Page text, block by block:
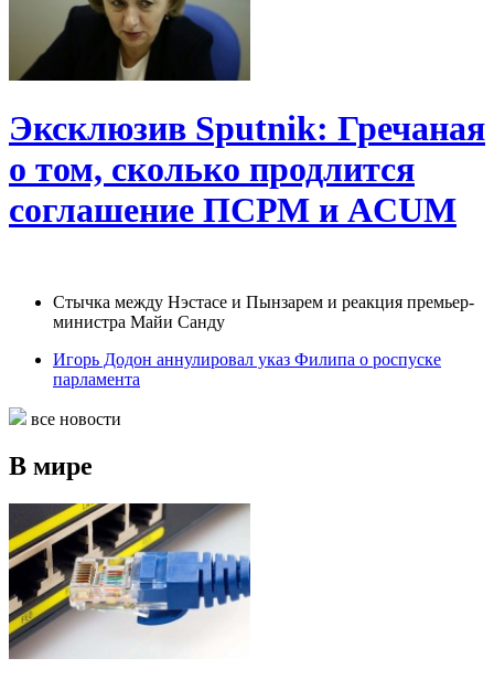
Эксклюзив Sputnik: Гречаная
о том, сколько продлится
соглашение ПСРМ и ACUM
Cтычка между Нэстасе и Пынзарем и реакция премьер-
министра Майи Санду
Игорь Додон аннулировал указ Филипа о роспуске
парламента
все новости
В мире